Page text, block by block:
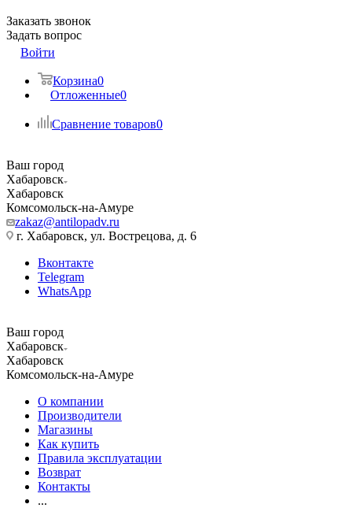
Заказать звонок
Задать вопрос
Войти
Корзина0
Отложенные0
Сравнение товаров0
Ваш город
Хабаровск
Хабаровск
Комсомольск-на-Амуре
zakaz@antilopadv.ru
г. Хабаровск, ул. Вострецова, д. 6
Вконтакте
Telegram
WhatsApp
Ваш город
Хабаровск
Хабаровск
Комсомольск-на-Амуре
О компании
Производители
Магазины
Как купить
Правила эксплуатации
Возврат
Контакты
...